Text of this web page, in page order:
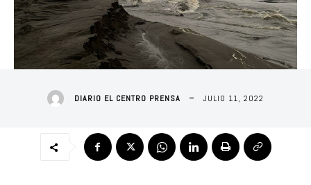
DIARIO EL CENTRO PRENSA JULIO 11, 2022